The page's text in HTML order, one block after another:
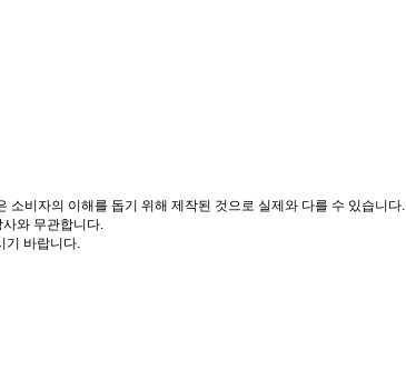
비자의 이해를 돕기 위해 제작된 것으로 실제와 다를 수 있습니다.
와 무관합니다.
기 바랍니다.